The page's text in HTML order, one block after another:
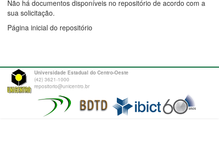
Não há documentos disponíveis no repositório de acordo com a
sua solicitação.
Página inicial do repositório
Universidade Estadual do Centro-Oeste
(42) 3621-1000
repositorio@unicentro.br